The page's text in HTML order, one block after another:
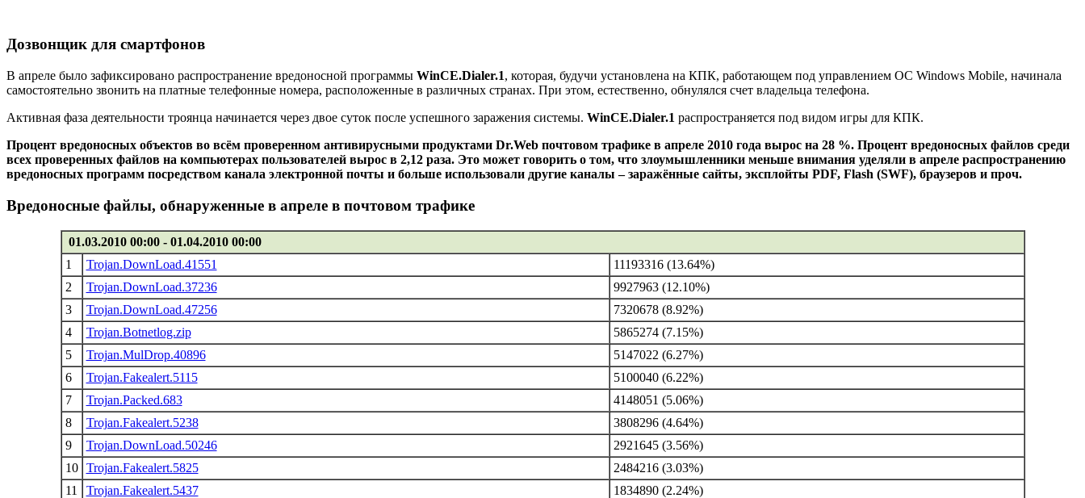
Дозвонщик для смартфонов
В апреле было зафиксировано распространение вредоносной программы WinCE.Dialer.1, которая, будучи установлена на КПК, работающем под управлением ОС Windows Mobile, начинала
самостоятельно звонить на платные телефонные номера, расположенные в различных странах. При этом, естественно, обнулялся счет владельца телефона.
Активная фаза деятельности троянца начинается через двое суток после успешного заражения системы. WinCE.Dialer.1 распространяется под видом игры для КПК.
Процент вредоносных объектов во всём проверенном антивирусными продуктами Dr.Web почтовом трафике в апреле 2010 года вырос на 28 %. Процент вредоносных файлов среди
всех проверенных файлов на компьютерах пользователей вырос в 2,12 раза. Это может говорить о том, что злоумышленники меньше внимания уделяли в апреле распространению
вредоносных программ посредством канала электронной почты и больше использовали другие каналы – заражённые сайты, эксплойты PDF, Flash (SWF), браузеров и проч.
Вредоносные файлы, обнаруженные в апреле в почтовом трафике
01.03.2010 00:00 - 01.04.2010 00:00
1
Trojan.DownLoad.41551
11193316 (13.64%)
2
Trojan.DownLoad.37236
9927963 (12.10%)
3
Trojan.DownLoad.47256
7320678 (8.92%)
4
Trojan.Botnetlog.zip
5865274 (7.15%)
5
Trojan.MulDrop.40896
5147022 (6.27%)
6
Trojan.Fakealert.5115
5100040 (6.22%)
7
Trojan.Packed.683
4148051 (5.06%)
8
Trojan.Fakealert.5238
3808296 (4.64%)
9
Trojan.DownLoad.50246
2921645 (3.56%)
10
Trojan.Fakealert.5825
2484216 (3.03%)
11
Trojan.Fakealert.5437
1834890 (2.24%)